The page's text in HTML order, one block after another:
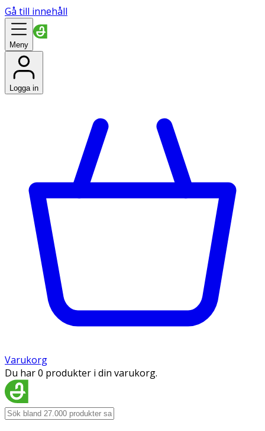
Gå till innehåll
Meny
Logga in
Varukorg
Du har 0 produkter i din varukorg.